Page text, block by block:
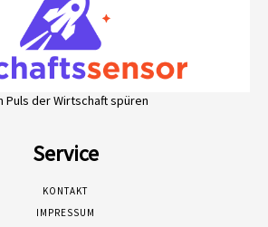
Puls der Wirtschaft spüren
Service
KONTAKT
IMPRESSUM